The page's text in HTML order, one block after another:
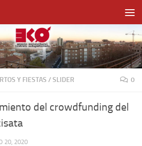
Y FIESTAS /SLIDER 0
del crowdfunding del
20, 2020